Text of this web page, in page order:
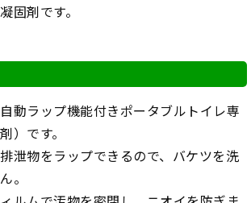
固剤です。
動ラップ機能付きポータブルトイレ専
）です。
泄物をラップできるので、バケツを洗
。